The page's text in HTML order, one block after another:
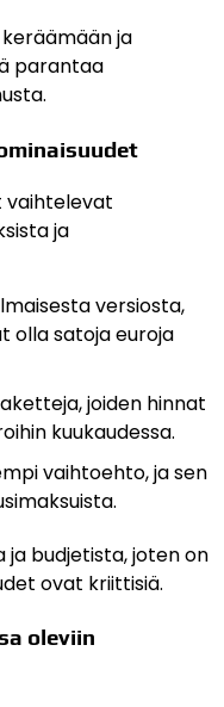
ja
parantaa
vaihtelevat
ja
versiosta,
olla satoja euroja
joiden hinnat
kuukaudessa.
vaihtoehto, ja sen
budjetista, joten on
ovat kriittisiä.
oleviin